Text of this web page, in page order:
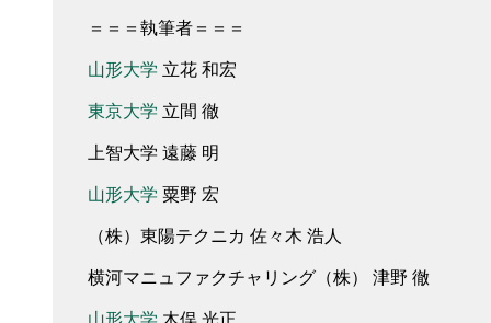
＝ ＝ ＝執筆者＝ ＝ ＝
山形大学 立花和宏
東京大学 立間 徹
上智大学 遠藤 明
山形大学 粟野 宏
（株） 東陽テクニカ 佐々木 浩人
横河マニュファクチャリング （株） 津野 徹